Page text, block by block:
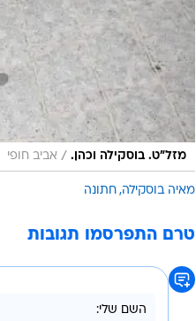
מזל"ט. בוסקילה וכהן. / אביב חופי
מאיה בוסקילה חתונה
טרם התפרסמו תגובות